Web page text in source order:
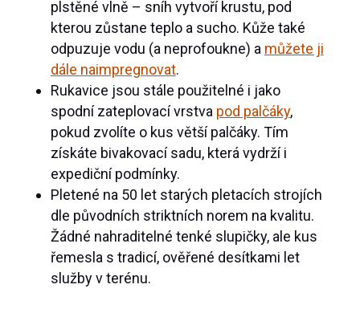
plstěné vlně – sníh vytvoří krustu, pod
kterou zůstane teplo a sucho. Kůže také
odpuzuje vodu (a neprofoukne) a můžete ji
dále naimpregnovat.
Rukavice jsou stále použitelné i jako
spodní zateplovací vrstva pod palčáky,
pokud zvolíte o kus větší palčáky. Tím
získáte bivakovací sadu, která vydrží i
expediční podmínky.
Pletené na 50 let starých pletacích strojích
dle původních striktních norem na kvalitu.
Žádné nahraditelné tenké slupičky, ale kus
řemesla s tradicí, ověřené desítkami let
služby v terénu.